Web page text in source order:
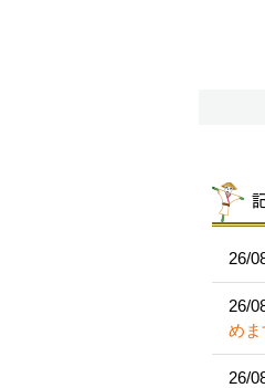
26/
26/
めま
26/